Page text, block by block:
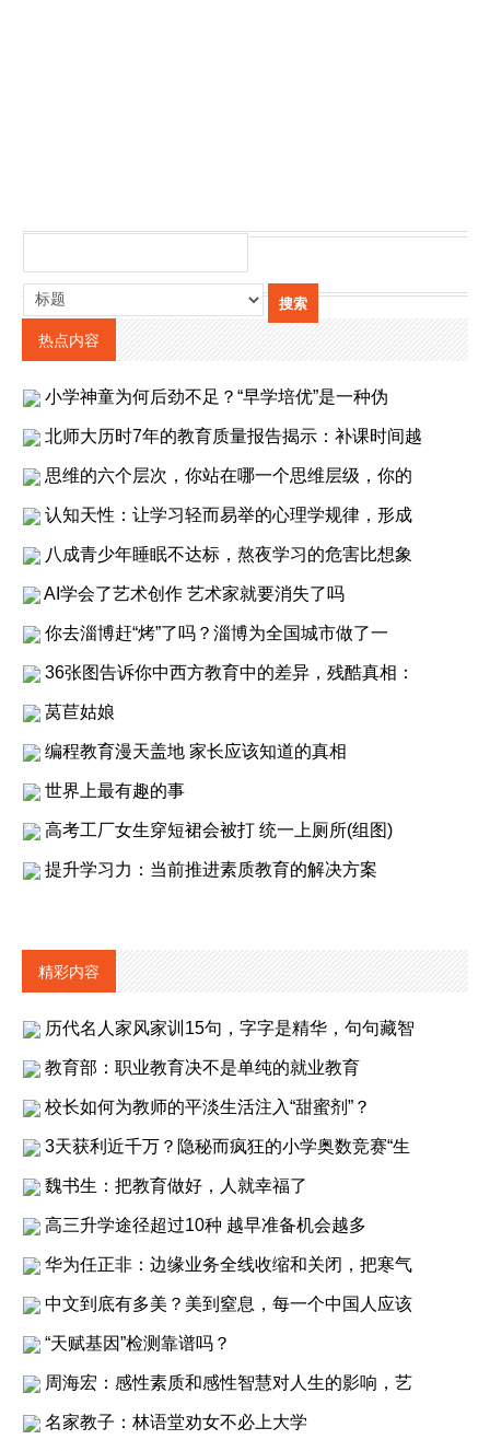
热点内容
小学神童为何后劲不足？“早学培优”是一种伪
北师大历时7年的教育质量报告揭示：补课时间越
思维的六个层次，你站在哪一个思维层级，你的
认知天性：让学习轻而易举的心理学规律，形成
八成青少年睡眠不达标，熬夜学习的危害比想象
AI学会了艺术创作 艺术家就要消失了吗
你去淄博赶“烤”了吗？淄博为全国城市做了一
36张图告诉你中西方教育中的差异，残酷真相：
莴苣姑娘
编程教育漫天盖地 家长应该知道的真相
世界上最有趣的事
高考工厂女生穿短裙会被打 统一上厕所(组图)
提升学习力：当前推进素质教育的解决方案
精彩内容
历代名人家风家训15句，字字是精华，句句藏智
教育部：职业教育决不是单纯的就业教育
校长如何为教师的平淡生活注入“甜蜜剂”？
3天获利近千万？隐秘而疯狂的小学奥数竞赛“生
魏书生：把教育做好，人就幸福了
高三升学途径超过10种 越早准备机会越多
华为任正非：边缘业务全线收缩和关闭，把寒气
中文到底有多美？美到窒息，每一个中国人应该
“天赋基因”检测靠谱吗？
周海宏：感性素质和感性智慧对人生的影响，艺
名家教子：林语堂劝女不必上大学